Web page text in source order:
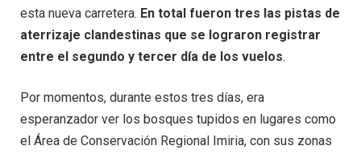
esta nueva carretera. En total fueron tres las pistas de
aterrizaje clandestinas que se lograron registrar
entre el segundo y tercer día de los vuelos.
Por momentos, durante estos tres días, era
esperanzador ver los bosques tupidos en lugares como
el Área de Conservación Regional Imiria, con sus zonas